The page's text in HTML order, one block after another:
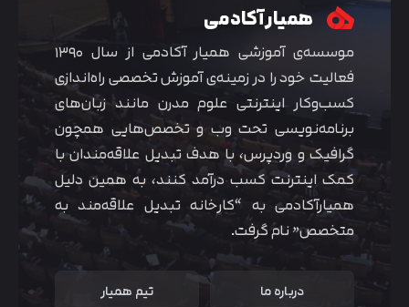
همیار آکادمی
موسسه‌ی آموزشی همیار آکادمی از سال ۱۳۹۰
فعالیت خود را در زمینه‌ی آموزش تخصصی راه‌اندازی
کسب‌و‌کار اینترنتی علوم مدرن مانند زبان‌های
برنامه‌نویسی تحت وب و تخصص‌هایی همچون
گرافیک و وردپرس، با هدف تبدیل علاقه‌مندان با
کمک اینترنت کسب درآمد کنند، به همین دلیل
همیارآکادمی به “کارخانه تبدیل علاقه‌مند به
متخصص” نام گرفت.
درباره ما تیم همیار
متوجه شدم